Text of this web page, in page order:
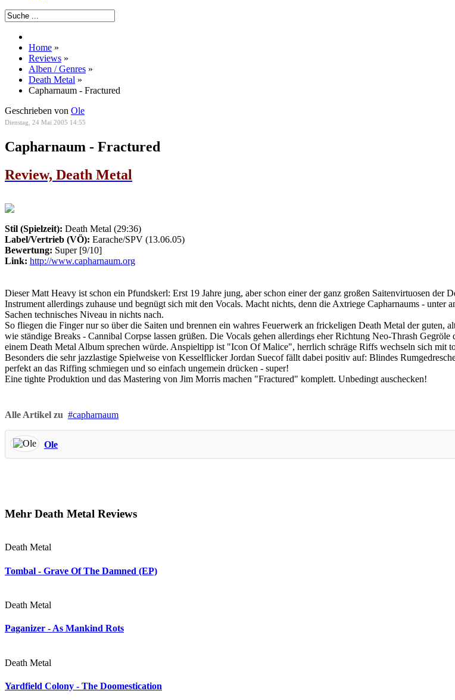
Home »
Reviews »
Alben / Genres »
Death Metal »
Capharnaum - Fractured
Geschrieben von Ole
Dienstag, 24 Mai 2005 14:55
Capharnaum - Fractured
Review, Death Metal
Stil (Spielzeit): Death Metal (29:36)
Label/Vertrieb (VÖ): Earache/SPV (13.06.05)
Bewertung: Super [9/10]
Link: http://www.capharnaum.org
Dieser Matt Heavy ist schon ein Pfundskerl: Erst 19 Jahre jung, aber schon einer der ganz großen Saitenvirtuosen
Instrument allerdings zuhause und begnügt sich mit den Vocals. Macht nichts, denn die Axtriege Capharnaums -
Sachen technisches Niveau in nichts nach.
So fliegen die Finger nur so über die Saiten und brennen ein wahres Feuerwerk an frickeligen Death Metal der guten,
wie ständige Breaks - Cannibal Corpse lassen grüßen. Die Vocals gehen allerdings eher Richtung Neo-Thrash
einem Death Metal Album sprechen würde. Anspieltipp ist "Icon Of Malice", herrlich schräge Riffs wechseln sich mit
Besonders die sehr jazzlastige Spielweise von Kesselflicker Jordan Suecof fällt dabei positiv auf: Blindes
perfekt an das Riffing schmiegen und so einfach ungemein drücken - super!
Eine tighte Produktion und das Mastering von Jim Morris machen "Fractured" komplett. Unbedingt auschecken!
Alle Artikel zu capharnaum
Ole
Mehr Death Metal Reviews
Death Metal
Tombal - Grave Of The Damned (EP)
Death Metal
Paganizer - As Mankind Rots
Death Metal
Yardfield Colony - The Doomestication